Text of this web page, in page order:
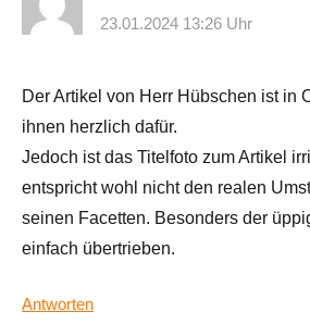
23.01.2024 13:26 Uhr
Der Artikel von Herr Hübschen ist in
ihnen herzlich dafür.
Jedoch ist das Titelfoto zum Artikel
entspricht wohl nicht den realen
seinen Facetten. Besonders der
einfach übertrieben.
Antworten